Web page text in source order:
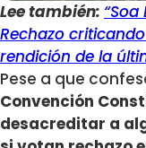
Lee también:
Rechazo
rendición de la
Pese a que
Convención
desacreditar a